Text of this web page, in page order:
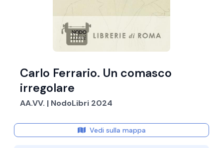
Carlo Ferrario. Un comasco
irregolare
AA.VV. | NodoLibri 2024
Vedi sulla mappa